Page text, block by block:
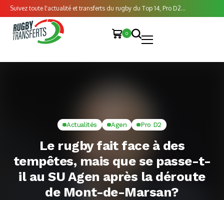
Suivez toute l'actualité et transferts du rugby du Top 14, Pro D2...
0
Actualités Agen Pro D2
Le rugby fait face à des
tempêtes, mais que se passe-t-
il au SU Agen après la déroute
de Mont-de-Marsan?